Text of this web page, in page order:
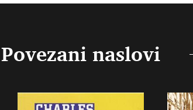
Povezani naslovi